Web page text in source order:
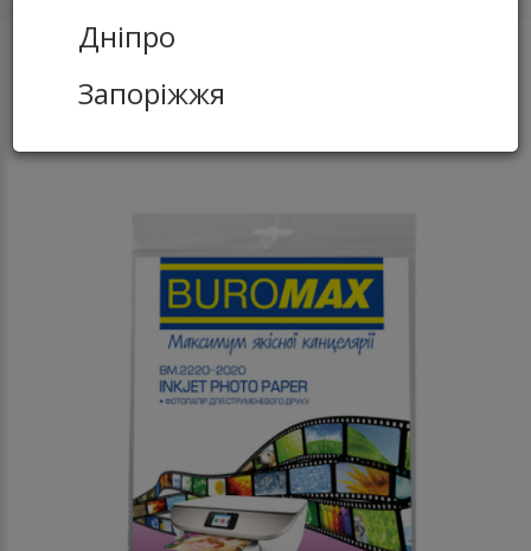
глянцевий А4,120 г/м2 20 аркушів BUROMAX
Дніпро
Запоріжжя